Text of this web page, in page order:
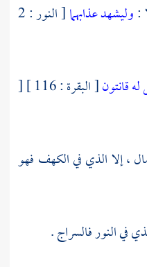
:وليشهد عذابهما
[ النور : 2
قانتون
[ البقرة : 116 ] [
، إلا الذي في الكهف فهو
في النور فالسراج .